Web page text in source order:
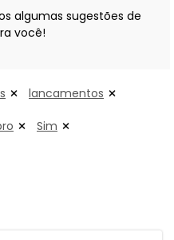
algumas sugestões de
você!
lancamentos
Sim